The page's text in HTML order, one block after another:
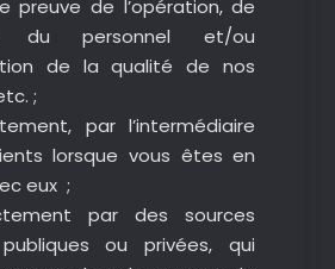
preuve de l’opération, de
du personnel et/ou
de la qualité de nos
;
par l’intermédiaire
lorsque vous êtes en
eux ;
par des sources
ou privées, qui